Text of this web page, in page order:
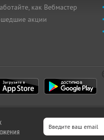
как Вебмастер
акции